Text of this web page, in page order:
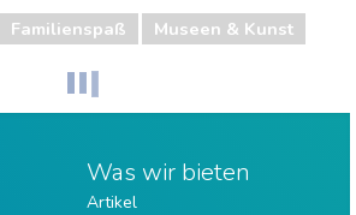
Familienspaß Museen & Kunst
Was wir bieten
Artikel